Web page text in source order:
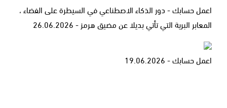
اعمل حسابك - دور الذكاء الاصطناعي في السيطرة على الفضاء ،
المعابر البرية التي تأتي بديلا عن مضيق هرمز - 26.06.2026
اعمل حسابك - 19.06.2026